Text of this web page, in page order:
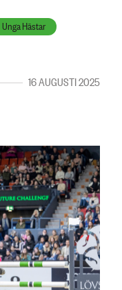
Unga Hästar
16 AUGUSTI 2025